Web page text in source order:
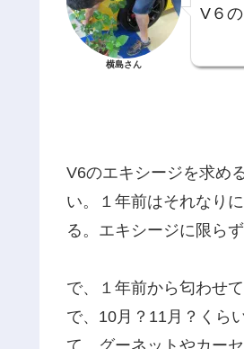
横島さん
V６
V6のエキシージを求め
い。１年前はそれなり
る。エキシージに限ら
で、１年前から匂わせ
で、10月？11月？くら